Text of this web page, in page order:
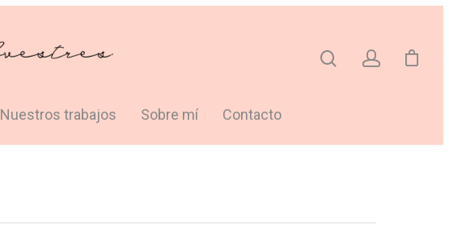
Nuestros trabajos Sobre mí Contacto